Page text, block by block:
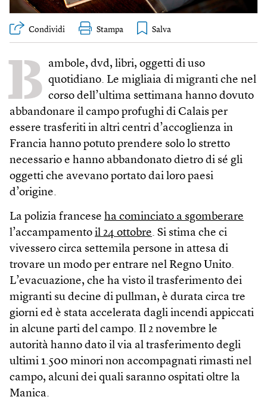
Condividi Stampa
B ambole, dvd, libri, oggetti di uso
quotidiano. Le migliaia di migranti che nel
corso dell’ultima settimana hanno dovuto
abbandonare il campo profughi di Calais per
essere trasferiti in altri centri d’accoglienza in
Francia hanno potuto prendere solo lo stretto
necessario e hanno abbandonato dietro di sé gli
oggetti che avevano portato dai loro paesi
d’origine.
La polizia francese ha cominciato a sgomberare
l’accampamento il 24 ottobre. Si stima che ci
vivessero circa settemila persone in attesa di
trovare un modo per entrare nel Regno Unito.
L’evacuazione, che ha visto il trasferimento dei
migranti su decine di pullman, è durata circa tre
giorni ed è stata accelerata dagli incendi appiccati
in alcune parti del campo. Il 2 novembre le
autorità hanno dato il via al trasferimento degli
ultimi 1.500 minori non accompagnati rimasti nel
campo, alcuni dei quali saranno ospitati oltre la
Manica.